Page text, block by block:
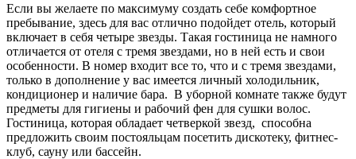
Если вы желаете по максимуму создать себе комфортное
пребывание, здесь для вас отлично подойдет отель, который
включает в себя четыре звезды. Такая гостиница не намного
отличается от отеля с тремя звездами, но в ней есть и свои
особенности. В номер входит все то, что и с тремя звездами,
только в дополнение у вас имеется личный холодильник,
кондиционер и наличие бара. В уборной комнате также будут
предметы для гигиены и рабочий фен для сушки волос.
Гостиница, которая обладает четверкой звезд, способна
предложить своим постояльцам посетить дискотеку, фитнес-
клуб, сауну или бассейн.